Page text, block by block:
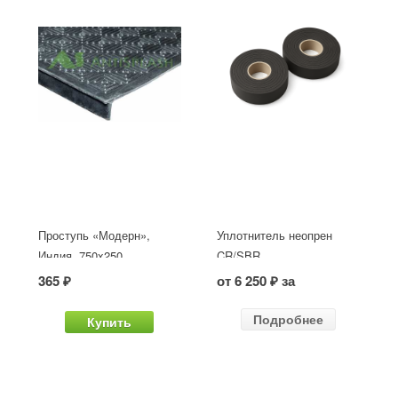
Проступь «Модерн»,
Индия, 750x250
365 ₽
Купить
Уплотнитель неопрен
CR/SBR
от 6 250 ₽ за
Подробнее